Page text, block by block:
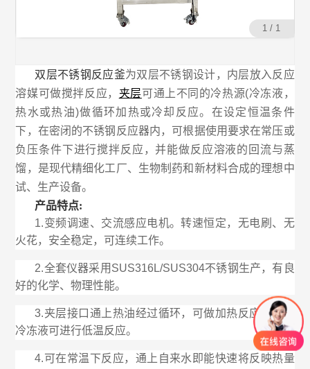
1 / 1
双层不锈钢反应釜为双层不锈钢设计，内层放入反应
溶媒可做搅拌反应， 夹层可通上不同的冷热源(冷冻液，
热水或热油)做循环加热或冷却反应。在设定恒温条件
下，在密闭的不锈钢反应器内，可根据使用要求在常压或
负压条件下进行搅拌反应，并能做反应溶液的回流与蒸
馏，是现代精细化工厂、生物制药和新材料合成的理想中
试、生产设备。
产品特点:
1.变频调速、交流感应电机。转速恒定，无电刷、无
火花，安全稳定，可连续工作。
2.全套仪器采用SUS316L/SUS304不锈钢生产，有良
好的化学、物理性能。
3.夹层接口通上热油经过循环，可做加热反应，通上
冷冻液可进行低温反应。
4.可在常温下反应，通上自来水即能快速将反映热量